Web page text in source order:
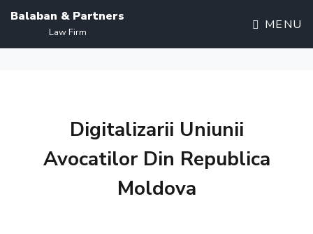
Balaban & Partners
Law Firm
MENU
Digitalizarii Uniunii
Avocatilor Din Republica
Moldova